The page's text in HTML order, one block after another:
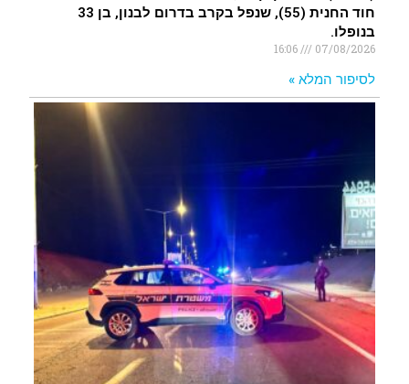
חוד החנית (55), שנפל בקרב בדרום לבנון, בן 33
בנופלו.
07/08/2026
16:06
לסיפור המלא »